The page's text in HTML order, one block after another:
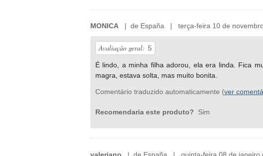
MONICA | de España | terça-feira 10 de
Avaliação geral: 5
É lindo, a minha filha adorou, ela era linda. Fica
magra, estava solta, mas muito bonita.
Comentário traduzido automaticamente (ver
Recomendaria este produto? Sim
valeriano | de España | quinta-feira 08 de janeiro